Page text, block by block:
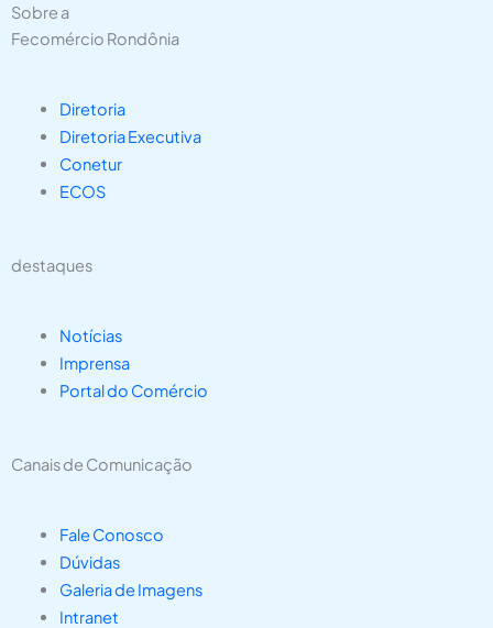
Sobre a
Fecomércio Rondônia
Diretoria
Diretoria Executiva
Conetur
ECOS
destaques
Notícias
Imprensa
Portal do Comércio
Canais de Comunicação
Fale Conosco
Dúvidas
Galeria de Imagens
Intranet